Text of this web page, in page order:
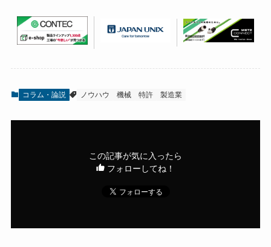
コラム・論説 ノウハウ 機械 特許 製造業
この記事が気に入ったら
フォローしてね！